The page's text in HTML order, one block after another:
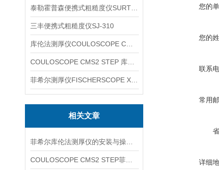
三丰便携式粗糙度仪SJ-310
相关文章
您的
您的
联系
常用
详细